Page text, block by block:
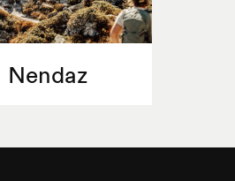
Nendaz